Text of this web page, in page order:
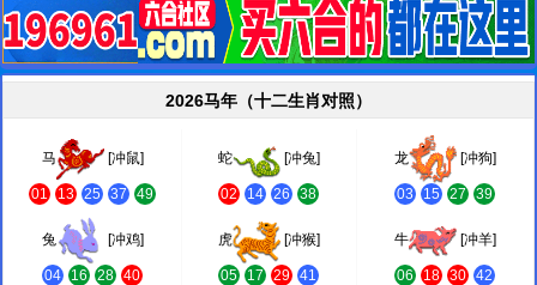
2026马年（十二生肖对照）
马 [冲鼠]
01 13 25 37 49
蛇 [冲兔]
02 14 26 38
龙 [冲狗]
03 15 27 39
兔 [冲鸡]
04 16 28 40
虎 [冲猴]
05 17 29 41
牛 [冲羊]
06 18 30 42